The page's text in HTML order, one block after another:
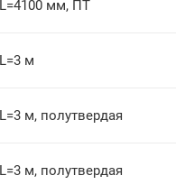
L=4100 мм, ПТ
L=3 м
L=3 м, полутвердая
L=3 м, полутвердая